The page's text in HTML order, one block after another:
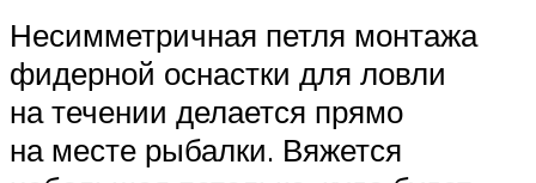
Несимметричная петля монтажа
фидерной оснастки для ловли
на течении делается прямо
на месте рыбалки. Вяжется